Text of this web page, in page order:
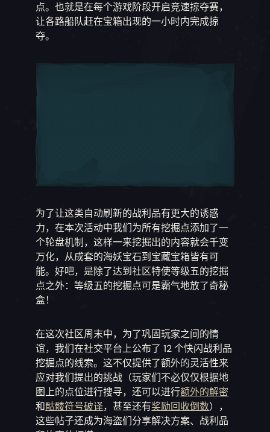
点。也就是在每个游戏阶段开启竞速掠夺赛，
让各路船队赶在宝箱出现的一小时内完成掠
夺。
为了让这类自动刷新的战利品有更大的诱惑
力，在本次活动中我们为所有挖掘点添加了一
个轮盘机制，这样一来挖掘出的内容就会千变
万化，从成套的海妖宝石到宝藏宝箱皆有可
能。好吧，是除了达到社区特使等级五的挖掘
点之外：等级五的挖掘点可是霸气地放了奇秘
盒！
在这次社区周末中，为了巩固玩家之间的情
谊，我们在社交平台上公布了 12 个快闪战利品
挖掘点的线索。这不仅提供了额外的灵活性来
应对我们提出的挑战（玩家们不必仅仅根据地
图上的点位进行搜寻，还可以进行额外的解密
和骷髅符号破译，甚至还有奖励回收倒数），
这些帖子还成为海盗们分享解决方案、战利品